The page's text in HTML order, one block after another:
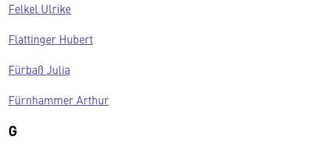
Felkel Ulrike
Flattinger Hubert
Fürbaß Julia
Fürnhammer Arthur
G